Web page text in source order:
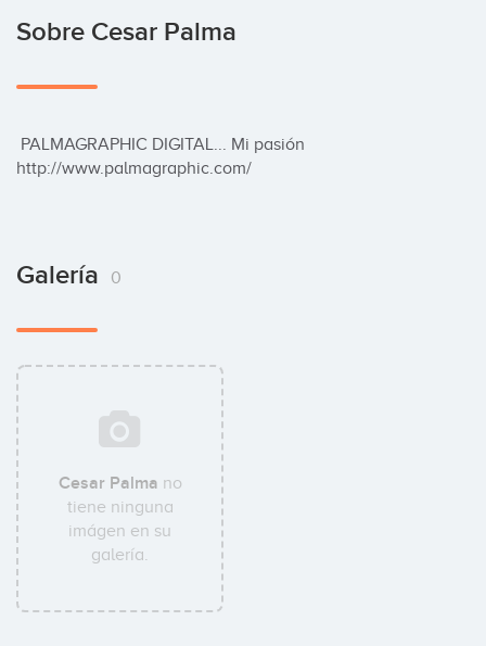
Sobre Cesar Palma
http://www.palmagraphic.com/
Galería 0
Cesar Palma no
tiene ninguna
imágen en su
galería.